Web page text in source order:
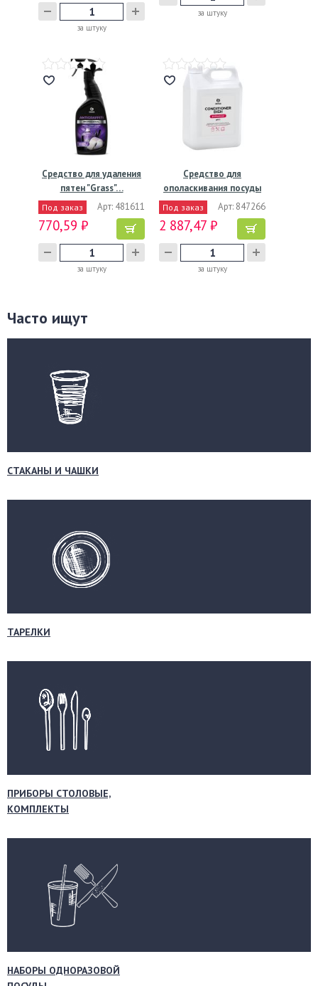
за штуку
за штуку
Средство для удаления
пятен "Grass"…
Под заказ Арт: 481611
770,59 ₽
за штуку
Средство для
ополаскивания посуды
в…
Под заказ Арт: 847266
2 887,47 ₽
за штуку
Часто ищут
СТАКАНЫ И ЧАШКИ
ТАРЕЛКИ
ПРИБОРЫ СТОЛОВЫЕ,
КОМПЛЕКТЫ
НАБОРЫ ОДНОРАЗОВОЙ